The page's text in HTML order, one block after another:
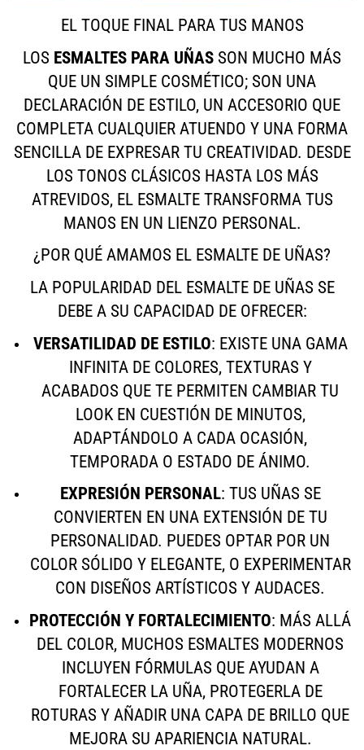
EL TOQUE FINAL PARA TUS MANOS
LOS ESMALTES PARA UÑAS SON MUCHO MÁS
QUE UN SIMPLE COSMÉTICO; SON UNA
DECLARACIÓN DE ESTILO, UN ACCESORIO QUE
COMPLETA CUALQUIER ATUENDO Y UNA FORMA
SENCILLA DE EXPRESAR TU CREATIVIDAD. DESDE
LOS TONOS CLÁSICOS HASTA LOS MÁS
ATREVIDOS, EL ESMALTE TRANSFORMA TUS
MANOS EN UN LIENZO PERSONAL.
¿POR QUÉ AMAMOS EL ESMALTE DE UÑAS?
LA POPULARIDAD DEL ESMALTE DE UÑAS SE
DEBE A SU CAPACIDAD DE OFRECER:
VERSATILIDAD DE ESTILO: EXISTE UNA GAMA
INFINITA DE COLORES, TEXTURAS Y
ACABADOS QUE TE PERMITEN CAMBIAR TU
LOOK EN CUESTIÓN DE MINUTOS,
ADAPTÁNDOLO A CADA OCASIÓN,
TEMPORADA O ESTADO DE ÁNIMO.
EXPRESIÓN PERSONAL: TUS UÑAS SE
CONVIERTEN EN UNA EXTENSIÓN DE TU
PERSONALIDAD. PUEDES OPTAR POR UN
COLOR SÓLIDO Y ELEGANTE, O EXPERIMENTAR
CON DISEÑOS ARTÍSTICOS Y AUDACES.
PROTECCIÓN Y FORTALECIMIENTO: MÁS ALLÁ
DEL COLOR, MUCHOS ESMALTES MODERNOS
INCLUYEN FÓRMULAS QUE AYUDAN A
FORTALECER LA UÑA, PROTEGERLA DE
ROTURAS Y AÑADIR UNA CAPA DE BRILLO QUE
MEJORA SU APARIENCIA NATURAL.